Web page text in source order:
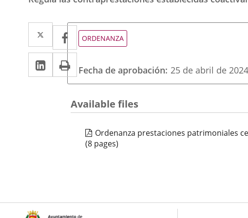
Twitter
Enlace
a
una
aplicación
externa.
Facebook
Enlace
a
una
aplicación
externa.
Linkedin
Enlace
a
aplicación
externa.
Tipo
de
ORDENANZA
Fecha de aprobación 25 de abril de 2024
Available files
Ordenanza prestaciones patrimoniales
(8 pages)